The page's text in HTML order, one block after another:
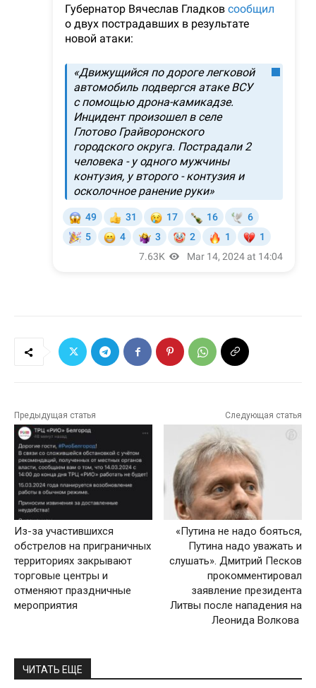
Предыдущая статья
Из-за участившихся
обстрелов на приграничных
территориях закрывают
торговые центры и
отменяют праздничные
мероприятия
Следующая статья
«Путина не надо бояться,
Путина надо уважать и
слушать». Дмитрий Песков
прокомментировал
заявление президента
Литвы после нападения на
Леонида Волкова
ЧИТАТЬ ЕЩЕ